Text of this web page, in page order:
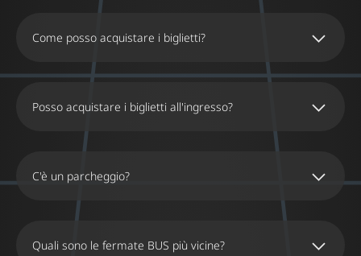
Come posso acquistare i biglietti?
Posso acquistare i biglietti all'ingresso?
C'è un parcheggio?
Quali sono le fermate BUS più vicine?